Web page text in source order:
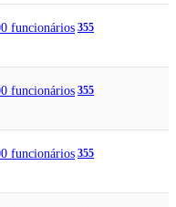
funcionários 355
funcionários 355
funcionários 355